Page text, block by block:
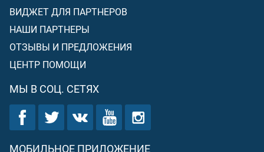
ВИДЖЕТ ДЛЯ ПАРТНЕРОВ
НАШИ ПАРТНЕРЫ
ОТЗЫВЫ И ПРЕДЛОЖЕНИЯ
ЦЕНТР ПОМОЩИ
МЫ В СОЦ. СЕТЯХ
МОБИЛЬНОЕ ПРИЛОЖЕНИЕ